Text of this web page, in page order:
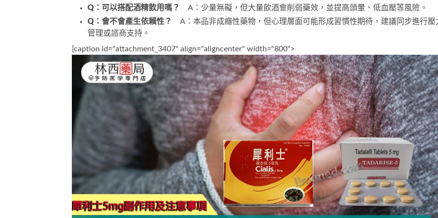
Q：可以搭配酒精飲用嗎？
A：少量無礙，但大量飲酒會削弱藥效，並提高頭暈、低血壓等風險。
Q：會不會產生依賴性？
A：本品非成癮性藥物，但心理層面可能形成習慣性期待，建議同步進行壓
管理或諮商支持。
[caption id="attachment_3407" align="aligncenter" width="800">